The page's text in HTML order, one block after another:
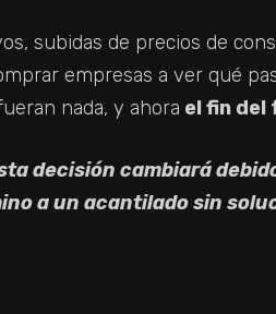
subidas de precios de
empresas a ver qué
nada, y ahora el fin
decisión cambiará
a un acantilado sin